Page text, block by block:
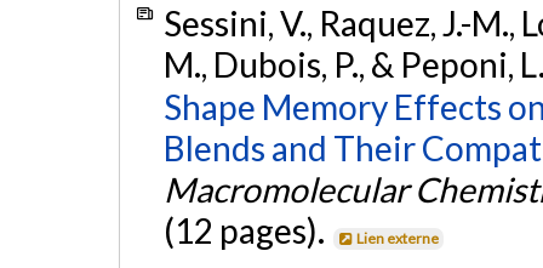
Sessini, V., Raquez, J.-M.,
M., Dubois, P., & Peponi,
Shape Memory Effects
Blends and Their
Macromolecular
(12 pages).
Lien externe